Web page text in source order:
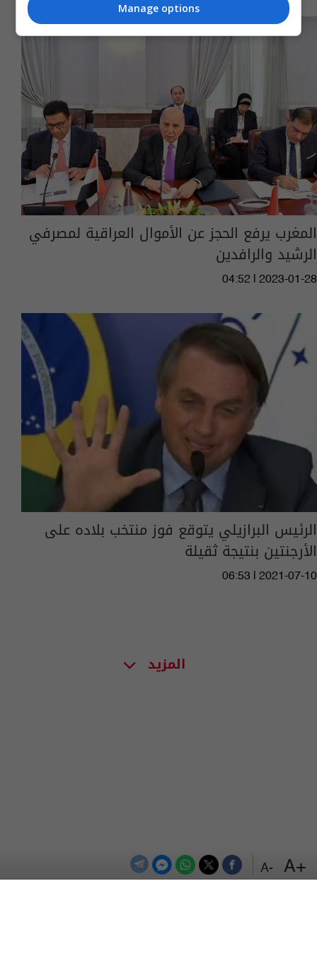
+A
-A
المغرب يرفع الحجز عن الأموال العراقية لمصرفي
الرشيد والرافدين
04:52 | 2023-01-28
الرئيس البرازيلي يتوقع فوز منتخب بلاده على
الأرجنتين بنتيجة ثقيلة
06:53 | 2021-07-10
المزيد
Manage options